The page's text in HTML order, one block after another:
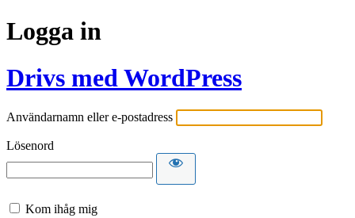
Logga in
Drivs med WordPress
Användarnamn eller e-postadress
Lösenord
Kom ihåg mig